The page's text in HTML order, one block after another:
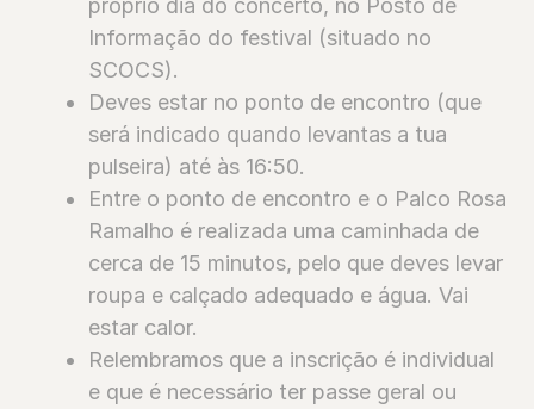
Informação do festival (situado no
SCOCS).
⁠Deves estar no ponto de encontro (que
será indicado quando levantas a tua
pulseira) até às 16:50.
⁠Entre o ponto de encontro e o Palco Rosa
Ramalho é realizada uma caminhada de
cerca de 15 minutos, pelo que deves levar
roupa e calçado adequado e água. Vai
estar calor.
⁠Relembramos que a inscrição é individual
e que é necessário ter passe geral ou